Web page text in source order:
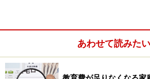
カラー：シルバー、イエローゴー
ド、ホワイトゴールド、プラチナ
参考価格：15000円～（※オーダー
す）
あわせて読みたい